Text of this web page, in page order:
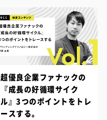
超優良企業ファナックの
『成長の好循環サイク
ル』3つのポイントをトレ
ースする。